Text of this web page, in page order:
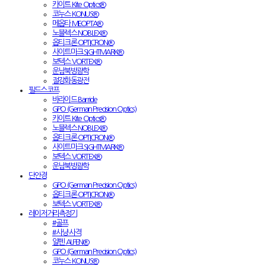
카이트 Kite Optics®
코누스 KONUS®
메옵타 MEOPTA®
노블렉스 NOBLEX®
옵티크론 OPTICRON®
사이트마크 SIGHTMARK®
보텍스 VORTEX®
운남북방광학
절강화동광전
필드스코프
바라이드 Barride
GPO (German Precision Optics)
카이트 Kite Optics®
노블렉스 NOBLEX®
옵티크론 OPTICRON®
사이트마크 SIGHTMARK®
보텍스 VORTEX®
운남북방광학
단안경
GPO (German Precision Optics)
옵티크론 OPTICRON®
보텍스 VORTEX®
레이저거리측정기
#골프
#사냥·사격
알펜 ALPEN®
GPO (German Precision Optics)
코누스 KONUS®